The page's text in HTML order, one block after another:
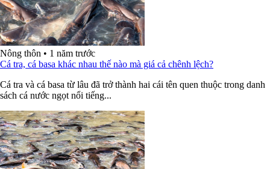
Nông thôn • 1 năm trước
Cá tra, cá basa khác nhau thế nào mà giá cả chênh lệch?
Cá tra và cá basa từ lâu đã trở thành hai cái tên quen thuộc trong danh
sách cá nước ngọt nổi tiếng...